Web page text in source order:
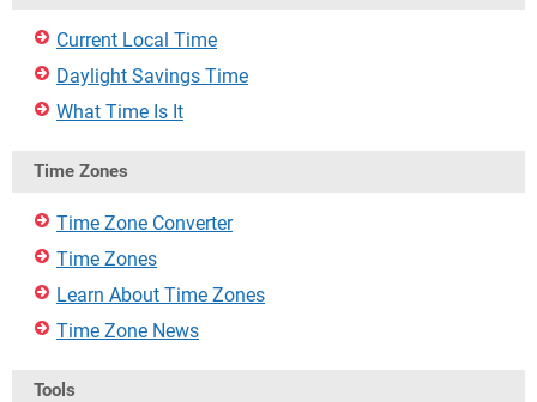
Current Local Time
Daylight Savings Time
What Time Is It
Time Zones
Time Zone Converter
Time Zones
Learn About Time Zones
Time Zone News
Tools